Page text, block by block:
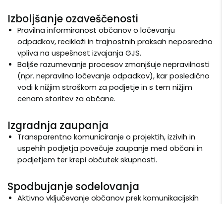
Izboljšanje ozaveščenosti
Pravilna informiranost občanov o ločevanju
odpadkov, reciklaži in trajnostnih praksah neposredno
vpliva na uspešnost izvajanja GJS.
Boljše razumevanje procesov zmanjšuje nepravilnosti
(npr. nepravilno ločevanje odpadkov), kar posledično
vodi k nižjim stroškom za podjetje in s tem nižjim
cenam storitev za občane.
Izgradnja zaupanja
Transparentno komuniciranje o projektih, izzivih in
uspehih podjetja povečuje zaupanje med občani in
podjetjem ter krepi občutek skupnosti.
Spodbujanje sodelovanja
Aktivno vključevanje občanov prek komunikacijskih